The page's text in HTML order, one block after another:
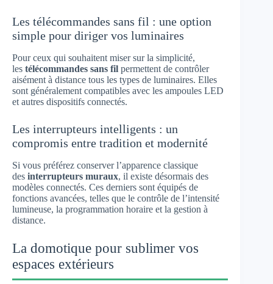
Les télécommandes sans fil : une option
simple pour diriger vos luminaires
Pour ceux qui souhaitent miser sur la simplicité,
les télécommandes sans fil permettent de contrôler
aisément à distance tous les types de luminaires. Elles
sont généralement compatibles avec les ampoules LED
et autres dispositifs connectés.
Les interrupteurs intelligents : un
compromis entre tradition et modernité
Si vous préférez conserver l’apparence classique
des interrupteurs muraux, il existe désormais des
modèles connectés. Ces derniers sont équipés de
fonctions avancées, telles que le contrôle de l’intensité
lumineuse, la programmation horaire et la gestion à
distance.
La domotique pour sublimer vos
espaces extérieurs